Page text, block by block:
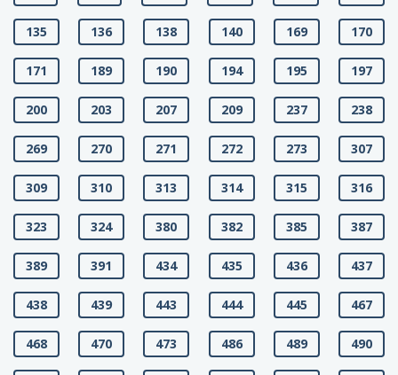
135 136 138 140 169 170
171 189 190 194 195 197
200 203 207 209 237 238
269 270 271 272 273 307
309 310 313 314 315 316
323 324 380 382 385 387
389 391 434 435 436 437
438 439 443 444 445 467
468 470 473 486 489 490